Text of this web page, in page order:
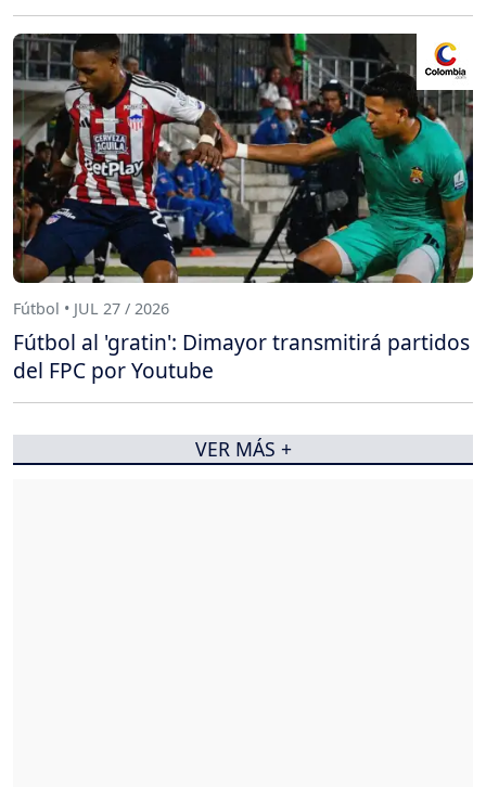
Fútbol • JUL 27 / 2026
Fútbol al 'gratin': Dimayor transmitirá partidos
del FPC por Youtube
VER MÁS +